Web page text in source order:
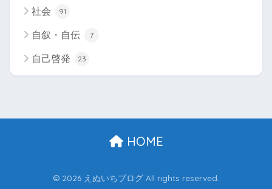
社会 91
自叙・自伝 7
自己啓発 23
HOME
© 2026 えぬいちブログ All rights reserved.